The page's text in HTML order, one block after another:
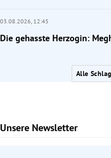
03.08.2026, 12:45
Die gehasste Herzogin:
Alle
Unsere Newsletter
Slide 1 von 6